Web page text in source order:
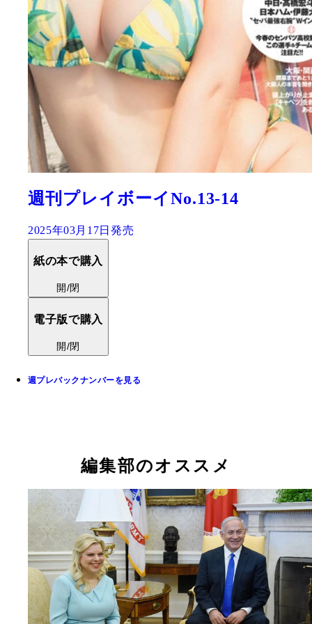
週刊プレイボーイNo.13-14
2025年03月17日発売
紙の本で購入
開/閉
電子版で購入
開/閉
週プレバックナンバーを見る
編集部のオススメ